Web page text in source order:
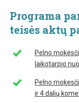
Programa
teisės aktų
Pelno
laikotarpio
Pelno
ir 4 dalių